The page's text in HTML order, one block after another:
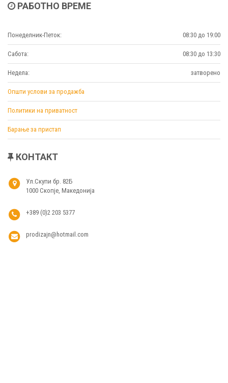
РАБОТНО ВРЕМЕ
Понеделник-Петок: 08:30 до 19:00
Сабота: 08:30 до 13:30
Недела: затворено
Општи услови за продажба
Политики на приватност
Барање за пристап
КОНТАКТ
Ул.Скупи бр. 82Б
1000 Скопје, Македонија
+389 (0)2 203 5377
prodizajn@hotmail.com